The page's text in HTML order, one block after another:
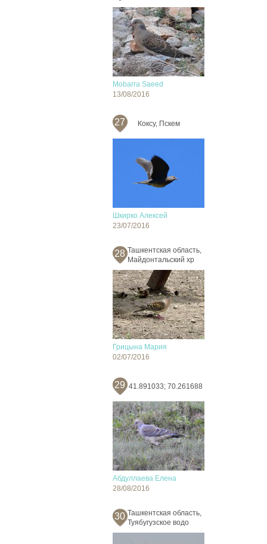
Mobarra Saeed
13/08/2016
27 Коксу, Пскем
Шкирко Алексей
23/07/2016
28 Ташкентская область,
Майдонтальский хр
Грицына Мария
02/07/2016
29 41.891033; 70.261688
Абдуллаева Елена
28/08/2016
30 Ташкентская область,
Туябугузское водо